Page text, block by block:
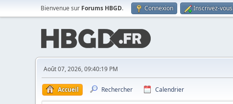
Bienvenue sur Forums HBGD. Connexion Inscrivez-vous
Août 07, 2026, 09:40:19 PM
Accueil Rechercher Calendrier